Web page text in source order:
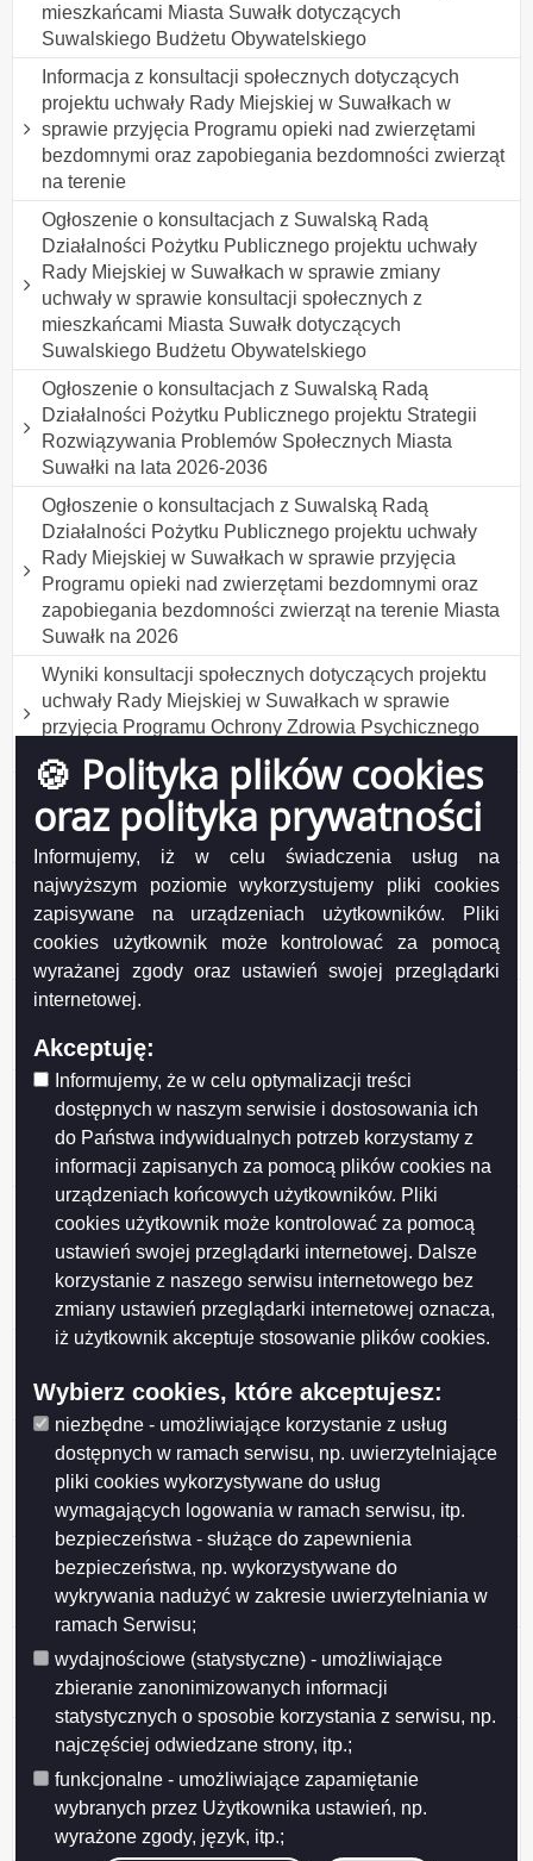
🍪 Polityka plików cookies
oraz polityka prywatności
Informujemy, iż w celu świadczenia usług na
najwyższym poziomie wykorzystujemy pliki cookies
zapisywane na urządzeniach użytkowników. Pliki
cookies użytkownik może kontrolować za pomocą
wyrażanej zgody oraz ustawień swojej przeglądarki
internetowej.
Akceptuję:
Informujemy, że w celu optymalizacji treści
dostępnych w naszym serwisie i dostosowania ich
do Państwa indywidualnych potrzeb korzystamy z
informacji zapisanych za pomocą plików cookies na
urządzeniach końcowych użytkowników. Pliki
cookies użytkownik może kontrolować za pomocą
ustawień swojej przeglądarki internetowej. Dalsze
korzystanie z naszego serwisu internetowego bez
zmiany ustawień przeglądarki internetowej oznacza,
iż użytkownik akceptuje stosowanie plików cookies.
Wybierz cookies, które akceptujesz:
niezbędne - umożliwiające korzystanie z usług
dostępnych w ramach serwisu, np. uwierzytelniające
pliki cookies wykorzystywane do usług
wymagających logowania w ramach serwisu, itp.
bezpieczeństwa - służące do zapewnienia
bezpieczeństwa, np. wykorzystywane do
wykrywania nadużyć w zakresie uwierzytelniania w
ramach Serwisu;
wydajnościowe (statystyczne) - umożliwiające
zbieranie zanonimizowanych informacji
statystycznych o sposobie korzystania z serwisu, np.
najczęściej odwiedzane strony, itp.;
funkcjonalne - umożliwiające zapamiętanie
wybranych przez Użytkownika ustawień, np.
wyrażone zgody, język, itp.;
mieszkańcami Miasta Suwałk dotyczących
Suwalskiego Budżetu Obywatelskiego
Informacja z konsultacji społecznych dotyczących
projektu uchwały Rady Miejskiej w Suwałkach w
sprawie przyjęcia Programu opieki nad zwierzętami
bezdomnymi oraz zapobiegania bezdomności zwierząt
na terenie
Ogłoszenie o konsultacjach z Suwalską Radą
Działalności Pożytku Publicznego projektu uchwały
Rady Miejskiej w Suwałkach w sprawie zmiany
uchwały w sprawie konsultacji społecznych z
mieszkańcami Miasta Suwałk dotyczących
Suwalskiego Budżetu Obywatelskiego
Ogłoszenie o konsultacjach z Suwalską Radą
Działalności Pożytku Publicznego projektu Strategii
Rozwiązywania Problemów Społecznych Miasta
Suwałki na lata 2026-2036
Ogłoszenie o konsultacjach z Suwalską Radą
Działalności Pożytku Publicznego projektu uchwały
Rady Miejskiej w Suwałkach w sprawie przyjęcia
Programu opieki nad zwierzętami bezdomnymi oraz
zapobiegania bezdomności zwierząt na terenie Miasta
Suwałk na 2026
Wyniki konsultacji społecznych dotyczących projektu
uchwały Rady Miejskiej w Suwałkach w sprawie
przyjęcia Programu Ochrony Zdrowia Psychicznego
Mieszkańców Suwałk do 2030 roku
Wyniki konsultacji społecznych projektu uchwały Rady
Miejskiej w Suwałkach w sprawie ustanowienia tytułu
honorowego Mecenas Suwalskiego Sportu
Ogłoszenie o konsultacjach z SRDPP projektu
uchwały Rady Miejskiej w Suwałkach w sprawie
ustanowienia tytułu honorowego Mecenas
Suwalskiego Sportu
Ogłoszenie o konsultacjach z SRDPP projektu
Mieszkańców Suwałk do 2030 roku
Wyniki konsultacji społecznych projektu uchwały Rady
Miejskiej w Suwałkach w sprawie określenia
warunków i trybu finansowania rozwoju sportu w
Mieście Suwałki
Wyniki konsultacji społecznych projektu uchwały Rady
Miejskiej w Suwałkach w sprawie określenia zasad,
trybu przyznawania i pozbawiania oraz rodzaju i
wysokości stypendiów sportowych oraz nagród i
wyróżnień w Mieście Suwałki
Wyniki konsultacji projektu Programu współpracy
2026
Przedłużenie konsultacji projektu uchwały Rady
Miejskiej w Suwałkach w sprawie określenia
warunków i trybu finansowania rozwoju sportu w
Mieście Suwałki
Ogłoszenie o konsultacjach projektu Programu
współpracy Miasta Suwałk z organizacjami
pozarządowymi na 2026 rok
Ogłoszenie o konsultacjach projektu uchwały w
sprawie określenia warunków i trybu finansowania
rozwoju sportu w Mieście Suwałki
Ogłoszenie o konsultacjach projektu uchwały Rady
Miejskiej w Suwałkach w sprawie zmiany uchwały w
sprawie określenia zasad, trybu przyznawania i
pozbawiania oraz rodzaju i wysokości stypendiów
sportowych oraz nagród i wyróżnień w Mieście Suwałki